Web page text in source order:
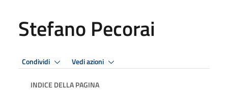
Stefano Pecorai
Condividi Vedi azioni
INDICE DELLA PAGINA